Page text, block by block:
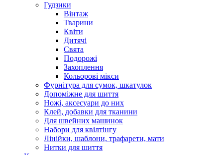
Гудзики
Вінтаж
Тварини
Квіти
Дитячі
Свята
Подорожі
Захоплення
Кольорові мікси
Фурнітура для сумок, шкатулок
Допоміжне для шиття
Ножі, аксесуари до них
Клей, добавки для тканини
Для швейних машинок
Набори для квілтінгу
Лінійки, шаблони, трафарети, мати
Нитки для шиття